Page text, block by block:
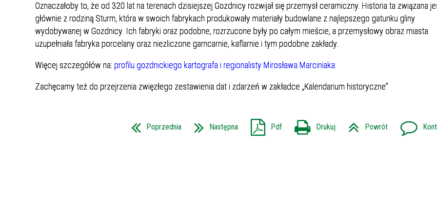
ZARZĄDZANIE KRYZYSOWE
PROGRAM POLITYKI ZDROWOTNEJ -
REHABILITACJA
Oznaczałoby to, że od 320 lat na terenach dzisiejszej Gozdnicy rozwijał się przemysł ceramiczny. Historia ta związana
głównie z rodziną Sturm, która w swoich fabrykach produkowały materiały budowlane z najlepszego gatunku gliny
wydobywanej w Gozdnicy. Ich fabryki oraz podobne, rozrzucone były po całym mieście, a przemysłowy obraz miasta
uzupełniała fabryka porcelany oraz niezliczone garncarnie, kaflarnie i tym podobne zakłady.
Więcej szczegółów na: profilu gozdnickiego kartografa i regionalisty Mirosława Marciniaka
Zachęcamy też do przejrzenia zwięzłego zestawienia dat i zdarzeń w zakładce „Kalendarium historyczne”
Poprzednia Następna Pdf Drukuj Powrót